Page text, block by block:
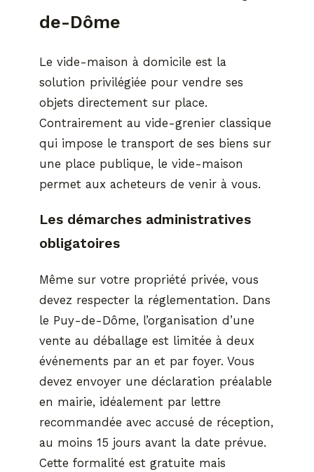
de-Dôme
Le vide-maison à domicile est la
solution privilégiée pour vendre ses
objets directement sur place.
Contrairement au vide-grenier classique
qui impose le transport de ses biens sur
une place publique, le vide-maison
permet aux acheteurs de venir à vous.
Les démarches administratives
obligatoires
Même sur votre propriété privée, vous
devez respecter la réglementation. Dans
le Puy-de-Dôme, l’organisation d’une
vente au déballage est limitée à deux
événements par an et par foyer. Vous
devez envoyer une déclaration préalable
en mairie, idéalement par lettre
recommandée avec accusé de réception,
au moins 15 jours avant la date prévue.
Cette formalité est gratuite mais